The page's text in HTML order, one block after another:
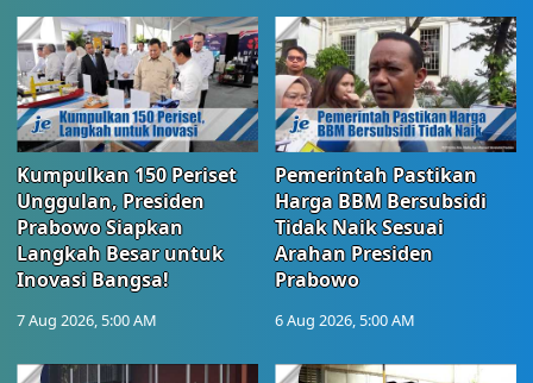
Kumpulkan 150 Periset
Unggulan, Presiden
Prabowo Siapkan
Langkah Besar untuk
Inovasi Bangsa!
7 Aug 2026, 5:00 AM
Pemerintah Pastikan
Harga BBM Bersubsidi
Tidak Naik Sesuai
Arahan Presiden
Prabowo
6 Aug 2026, 5:00 AM